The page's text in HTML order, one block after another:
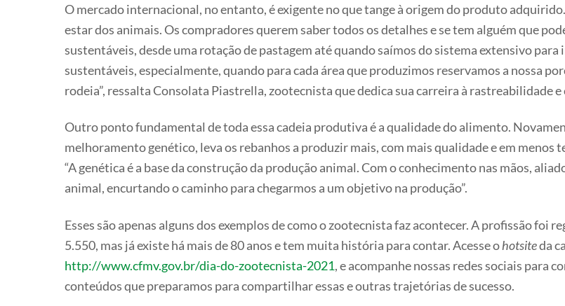
O mercado internacional, no entanto, é exigente no que tange à origem do produto
estar dos animais. Os compradores querem saber todos os detalhes e se tem alguém que
sustentáveis, desde uma rotação de pastagem até quando saímos do sistema extensivo
sustentáveis, especialmente, quando para cada área que produzimos reservamos a nossa
rodeia”, ressalta Consolata Piastrella, zootecnista que dedica sua carreira à rastreabilidade e
Outro ponto fundamental de toda essa cadeia produtiva é a qualidade do alimento.
melhoramento genético, leva os rebanhos a produzir mais, com mais qualidade e em menos
“A genética é a base da construção da produção animal. Com o conhecimento nas mãos,
animal, encurtando o caminho para chegarmos a um objetivo na produção”.
Esses são apenas alguns dos exemplos de como o zootecnista faz acontecer. A profissão foi
5.550, mas já existe há mais de 80 anos e tem muita história para contar. Acesse ohotsiteda
http://www.cfmv.gov.br/dia-do-zootecnista-2021, e acompanhe nossas redes sociais para
conteúdos que preparamos para compartilhar essas e outras trajetórias de sucesso.